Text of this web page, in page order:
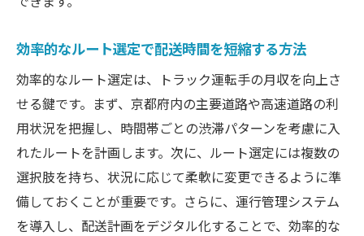
運送会社との良好な関係構築
トラック運転手が知っておくべき京都府のルー
ト選定ポイント
主要幹線道路とその利用のポイント
観光シーズンの交通量に注意
工事情報の事前確認と迂回ルート
地元の特定地域の交通規制情報
効率的なルート選定で配送時間を短縮する方法
効率的なルート選定は、トラック運転手の月収を向上さ
せる鍵です。まず、京都府内の主要道路や高速道路の利
用状況を把握し、時間帯ごとの渋滞パターンを考慮に入
れたルートを計画します。次に、ルート選定には複数の
選択肢を持ち、状況に応じて柔軟に変更できるように準
備しておくことが重要です。さらに、運行管理システム
を導入し、配送計画をデジタル化することで、効率的な